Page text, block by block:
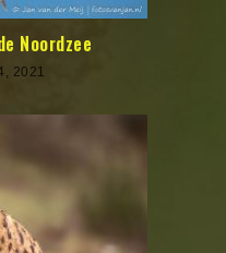
Noordzee
2021